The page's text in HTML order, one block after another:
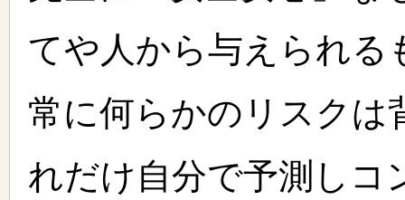
てや人から与えられる
常に何らかのリスクは
れだけ自分で予測しコ